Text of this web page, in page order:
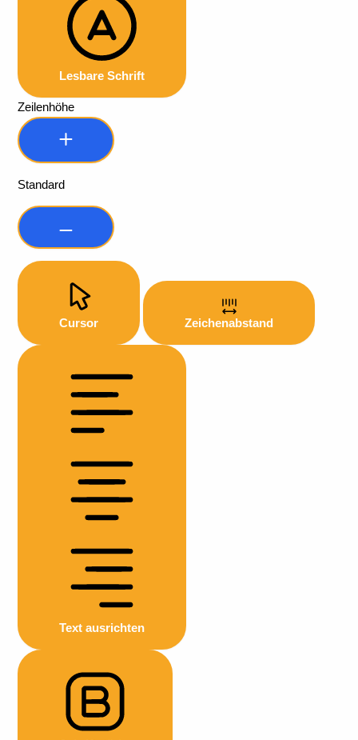
Lesbare Schrift
Zeilenhöhe
Standard
Cursor Zeichenabstand
Text ausrichten